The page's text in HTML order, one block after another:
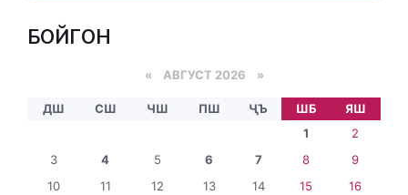
БОЙГОНӢ
« АВГУСТ 2026 »
ДШ СШ ЧШ ПШ ҶЪ ШБ
ЯШ
1
2
3
4 5 6 7 8
9
10
11 12 13 14 15
16